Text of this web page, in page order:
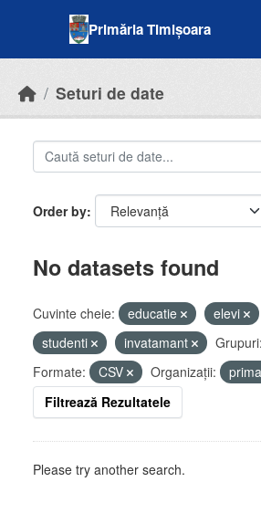
Primăria Timișoara
Seturi de date
Order by
No datasets found
Cuvinte cheie: educatie elevi
studenti
invatamant Grupuri:
Formate:
CSV Organizații:
Filtrează Rezultatele
Please try another search.